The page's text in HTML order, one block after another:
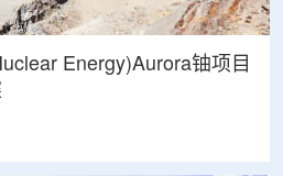
Energy)Aurora铀项目